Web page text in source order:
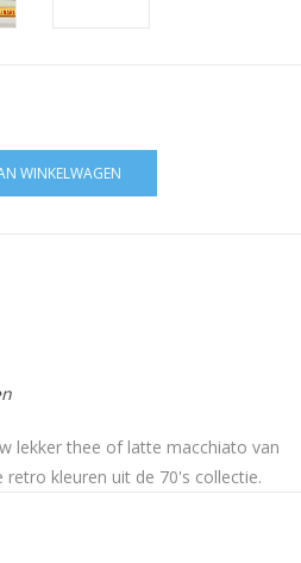
WINKELWAGEN
lekker thee of latte macchiato van
kleuren uit de 70's collectie.
magnetron en vaatwasbestendig.